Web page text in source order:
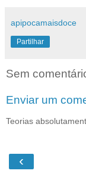
apipocamaisdoce
Partilhar
Sem
Enviar um
Teorias
‹